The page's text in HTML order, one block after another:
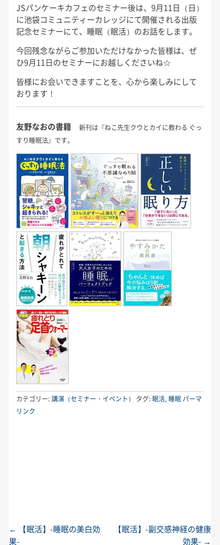
JSパンケーキカフェのセミナー後は、9月11日（日）
に池袋コミュニティーカレッジにて開催される出版
記念セミナーにて、睡眠（眠活）のお話をします。
今回残念ながらご参加いただけなかった皆様は、ぜ
ひ9月11日のセミナーにお越しくださいね☆
皆様にお会いできますことを、心から楽しみにして
おります！
友野なおの書籍
新刊は『ねこ先生クウとカイに教わる ぐっ
すり睡眠法』です。
カテゴリー: 講演（セミナー・イベント） タグ: 眠活, 睡眠 パーマ
リンク
投稿ナビゲーション
←
【眠活】-睡眠の美白効
果-
【眠活】-副交感神経の健康
効果- →